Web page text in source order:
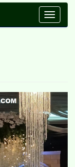
Toggle